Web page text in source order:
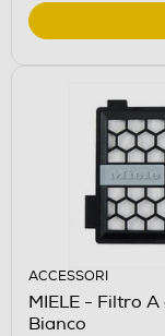
ACCESSORI
MIELE - Filtro
Bianco